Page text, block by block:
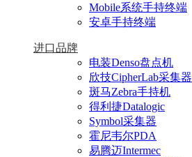
Mobile系统手持终端
安卓手持终端
进口品牌
电装Denso盘点机
欣技CipherLab采集器
斑马Zebra手持机
得利捷Datalogic
Symbol采集器
霍尼韦尔PDA
易腾迈Intermec